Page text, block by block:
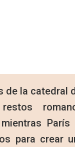
de la catedral
restos
París
para crear